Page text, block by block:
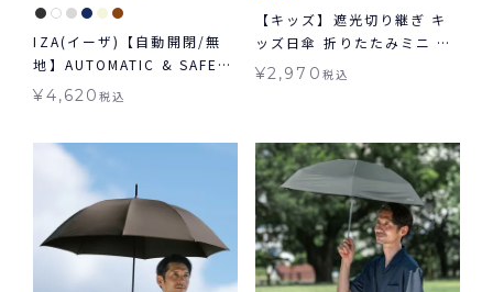
IZA(イーザ)【自動開閉/無
地】AUTOMATIC & SAFE
オートマティック＆セーフ
¥4,620税込
【キッズ】遮光切り継ぎ キ
ッズ日傘 折りたたみミニ 晴
雨兼用 Wpc. KIDS 子ども用
¥2,970 税込